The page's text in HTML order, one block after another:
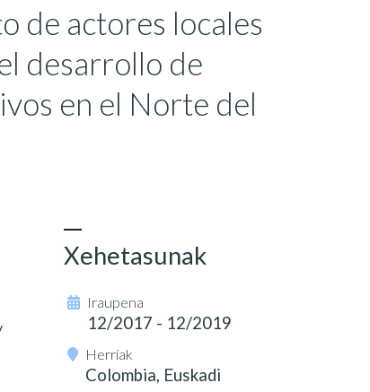
de actores locales
desarrollo de
en el Norte del
Xehetasunak
Iraupena
12/2017 - 12/2019
Herriak
Colombia, Euskadi